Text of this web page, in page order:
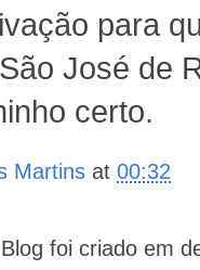
para
José de
certo.
Martins at00:32
foi criado em